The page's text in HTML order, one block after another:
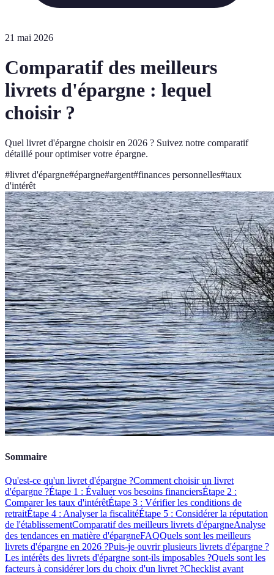
21 mai 2026
Comparatif des meilleurs
livrets d'épargne : lequel
choisir ?
Quel livret d'épargne choisir en 2026 ? Suivez notre comparatif
détaillé pour optimiser votre épargne.
#livret d'épargne#épargne#argent#finances personnelles#taux
d'intérêt
Sommaire
Qu'est-ce qu'un livret d'épargne ?Comment choisir un livret
d'épargne ?Étape 1 : Évaluer vos besoins financiersÉtape 2 :
Comparer les taux d'intérêtÉtape 3 : Vérifier les conditions de
retraitÉtape 4 : Analyser la fiscalitéÉtape 5 : Considérer la réputation
de l'établissementComparatif des meilleurs livrets d'épargneAnalyse
des tendances en matière d'épargneFAQQuels sont les meilleurs
livrets d'épargne en 2026 ?Puis-je ouvrir plusieurs livrets d'épargne ?
Les intérêts des livrets d'épargne sont-ils imposables ?Quels sont les
facteurs à considérer lors du choix d'un livret ?Checklist avant